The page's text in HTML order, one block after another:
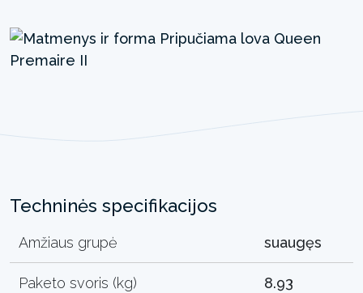
Techninės specifikacijos
Amžiaus grupė suaugęs
Paketo svoris (kg) 8.93